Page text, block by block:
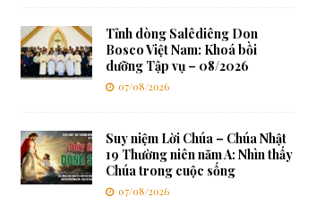
Tỉnh dòng Salêdiêng Don
Bosco Việt Nam: Khoá bồi
dưỡng Tập vụ – 08/2026
07/08/2026
Suy niệm Lời Chúa – Chúa Nhật
19 Thường niên năm A: Nhìn thấy
Chúa trong cuộc sống
07/08/2026